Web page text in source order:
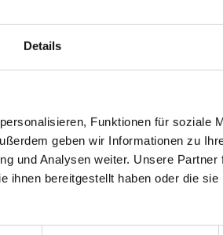
Details
Funktionen für soziale
geben wir Informationen zu
und Analysen weiter. Unsere Partner
ihnen bereitgestellt haben oder die
von
erleben
Und erkunden Sie
wandern oder
viele ruhige, versunkene
bekommen Sie auch im
Radtour durch die